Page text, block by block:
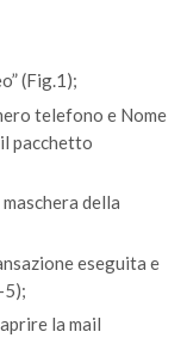
(Fig.1);
telefono e Nome
pacchetto
della
eseguita e
5);
la mail